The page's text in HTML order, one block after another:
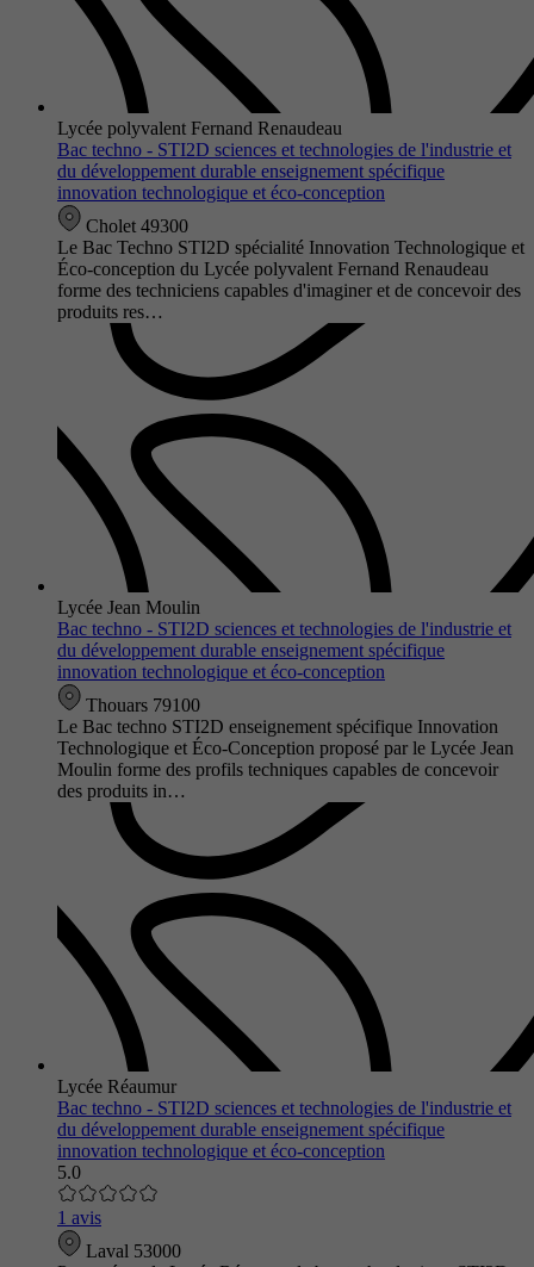
Lycée polyvalent Fernand Renaudeau
Bac techno - STI2D sciences et technologies de l'industrie et
du développement durable enseignement spécifique
innovation technologique et éco-conception
Cholet 49300
Le Bac Techno STI2D spécialité Innovation Technologique et
Éco-conception du Lycée polyvalent Fernand Renaudeau
forme des techniciens capables d'imaginer et de concevoir des
produits res…
Lycée Jean Moulin
Bac techno - STI2D sciences et technologies de l'industrie et
du développement durable enseignement spécifique
innovation technologique et éco-conception
Thouars 79100
Le Bac techno STI2D enseignement spécifique Innovation
Technologique et Éco-Conception proposé par le Lycée Jean
Moulin forme des profils techniques capables de concevoir
des produits in…
Lycée Réaumur
Bac techno - STI2D sciences et technologies de l'industrie et
du développement durable enseignement spécifique
innovation technologique et éco-conception
5.0
1 avis
Laval 53000